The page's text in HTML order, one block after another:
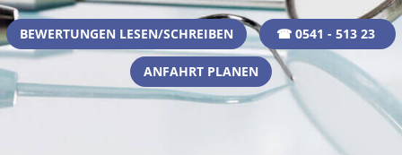
BEWERTUNGEN LESEN/SCHREIBEN ☎ 0541 - 513 23
ANFAHRT PLANEN